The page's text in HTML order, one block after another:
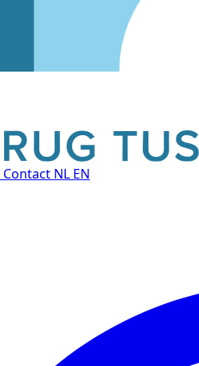
Contact NL EN